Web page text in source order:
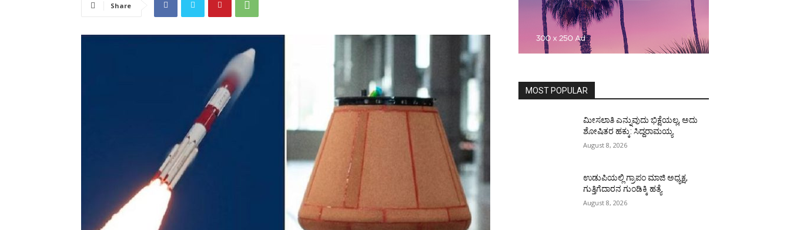
Share
MOST POPULAR
ಮೀಸಲಾತಿ ಎನ್ನುವುದು ಭಿಕ್ಷೆಯಲ್ಲ, ಅದು
ಶೋಷಿತರ ಹಕ್ಕು: ಸಿದ್ದರಾಮಯ್ಯ
August 8, 2026
ಉಡುಪಿಯಲ್ಲಿ ಗ್ರಾಪಂ ಮಾಜಿ ಅಧ್ಯಕ್ಷ,
ಗುತ್ತಿಗೆದಾರನ ಗುಂಡಿಕ್ಕಿ ಹತ್ಯೆ
August 8, 2026